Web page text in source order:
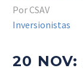
Por CSAV
Inversionistas
20 NOV: